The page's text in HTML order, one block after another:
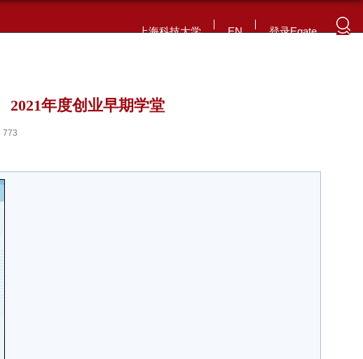
上海科技大学 EN 登录Egate
2021年度创业早期学堂
773